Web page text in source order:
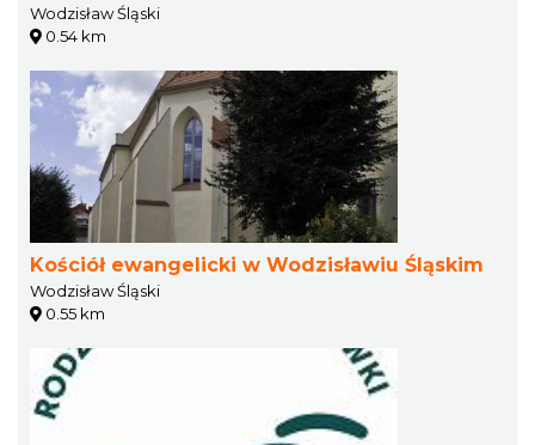
Wodzisław Śląski
0.54 km
Kościół ewangelicki w Wodzisławiu Śląskim
Wodzisław Śląski
0.55 km